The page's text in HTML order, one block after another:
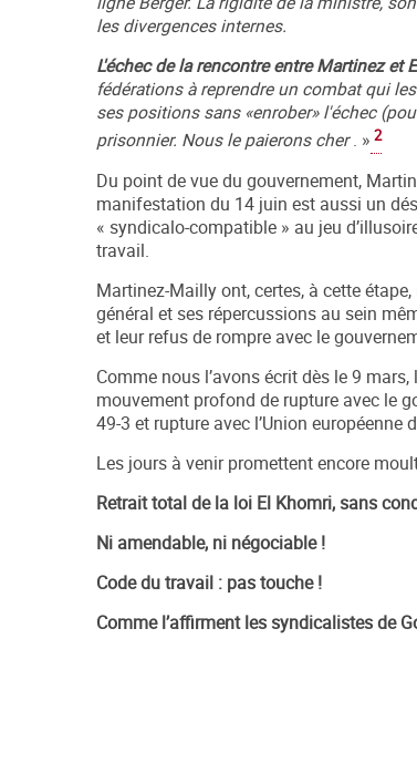
les divergences internes.
L'échec de la rencontre entre Martinez
fédérations à reprendre un combat qui
ses positions sans «enrober» l'échec
prisonnier. Nous le paierons cher. » 2
Du point de vue du gouvernement,
manifestation du 14 juin est aussi un
« syndicalo-compatible » au jeu
travail.
Martinez-Mailly ont, certes, à cette
général et ses répercussions au sein
et leur refus de rompre avec le
Comme nous l’avons écrit dès le 9
mouvement profond de rupture avec le
49-3 et rupture avec l’Union
Les jours à venir promettent encore
Retrait total de la loi El Khomri, sans
Ni amendable, ni négociable !
Code du travail : pas touche !
Comme l’affirment les syndicalistes de